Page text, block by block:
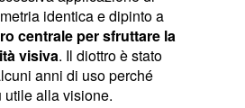
identica e dipinto a
centrale per sfruttare la
visiva. Il diottro è stato
anni di uso perché
utile alla visione.